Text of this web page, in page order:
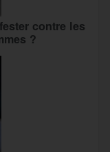
contre les
?